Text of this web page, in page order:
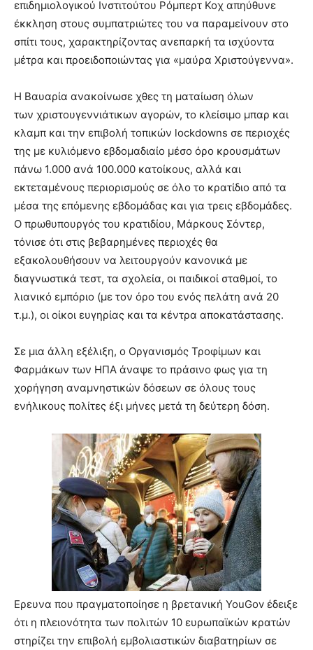
επιδημιολογικού Ινστιτούτου Ρόμπερτ Κοχ απηύθυνε
έκκληση στους συμπατριώτες του να παραμείνουν στο
σπίτι τους, χαρακτηρίζοντας ανεπαρκή τα ισχύοντα
μέτρα και προειδοποιώντας για «μαύρα Χριστούγεννα».
Η Βαυαρία ανακοίνωσε χθες τη ματαίωση όλων
των χριστουγεννιάτικων αγορών, το κλείσιμο μπαρ και
κλαμπ και την επιβολή τοπικών lockdowns σε περιοχές
της με κυλιόμενο εβδομαδιαίο μέσο όρο κρουσμάτων
πάνω 1.000 ανά 100.000 κατοίκους, αλλά και
εκτεταμένους περιορισμούς σε όλο το κρατίδιο από τα
μέσα της επόμενης εβδομάδας και για τρεις εβδομάδες.
Ο πρωθυπουργός του κρατιδίου, Μάρκους Σόντερ,
τόνισε ότι στις βεβαρημένες περιοχές θα
εξακολουθήσουν να λειτουργούν κανονικά με
διαγνωστικά τεστ, τα σχολεία, οι παιδικοί σταθμοί, το
λιανικό εμπόριο (με τον όρο του ενός πελάτη ανά 20
τ.μ.), οι οίκοι ευγηρίας και τα κέντρα αποκατάστασης.
Σε μια άλλη εξέλιξη, ο Οργανισμός Τροφίμων και
Φαρμάκων των ΗΠΑ άναψε το πράσινο φως για τη
χορήγηση αναμνηστικών δόσεων σε όλους τους
ενήλικους πολίτες έξι μήνες μετά τη δεύτερη δόση.
Eρευνα που πραγματοποίησε η βρετανική YouGov έδειξε
ότι η πλειονότητα των πολιτών 10 ευρωπαϊκών κρατών
στηρίζει την επιβολή εμβολιαστικών διαβατηρίων σε